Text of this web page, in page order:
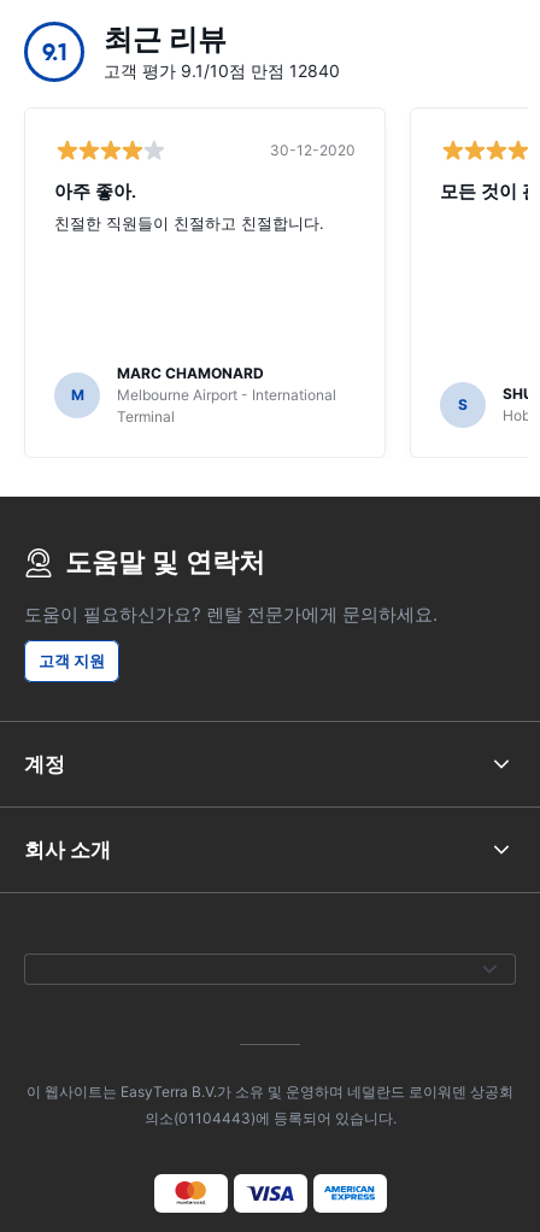
9.1 최근 리뷰
고객 평가 9.1/10점 만점 12840
30-12-2020
아주 좋아.
친절한 직원들이 친절하고 친절합니다.
M
MARC CHAMONARD
Melbourne Airport - International
Terminal
모든 것이
S
도움말 및 연락처
도움이 필요하신가요? 렌탈 전문가에게 문의하세요.
고객 지원
계정
회사 소개
이 웹사이트는 EasyTerra B.V.가 소유 및 운영하며 네덜란드 로이워덴 상공회
의소(01104443)에 등록되어 있습니다.